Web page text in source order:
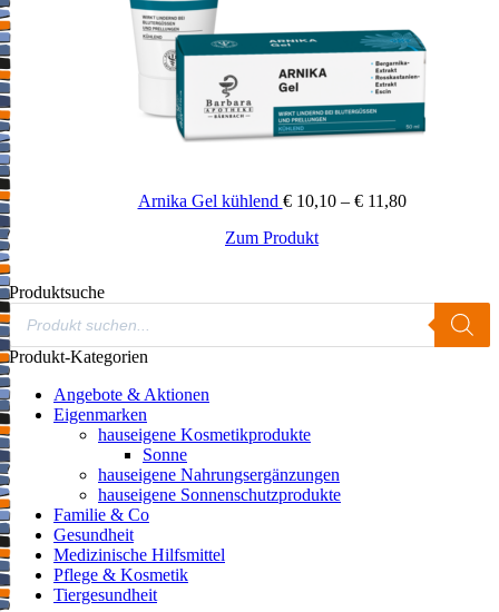
Arnika Gel kühlend €10,10– €11,80
Zum Produkt
product
page
Produktsuche
Products
search
Produkt-Kategorien
Angebote & Aktionen
Eigenmarken
hauseigene Kosmetikprodukte
Sonne
hauseigene Nahrungsergänzungen
hauseigene Sonnenschutzprodukte
Familie & Co
Gesundheit
Medizinische Hilfsmittel
Pflege & Kosmetik
Tiergesundheit